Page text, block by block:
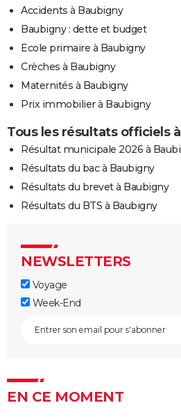
Accidents à Baubigny
Baubigny : dette et budget
Ecole primaire à Baubigny
Crèches à Baubigny
Maternités à Baubigny
Prix immobilier à Baubigny
Tous les résultats officiels
Résultat municipale 2026 à
Résultats du bac à Baubigny
Résultats du brevet à Baubigny
Résultats du BTS à Baubigny
NEWSLETTERS
Voyage
Week-End
EN CE MOMENT